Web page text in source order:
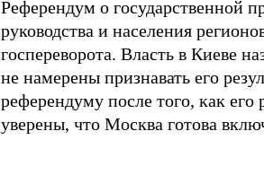
Референдум о государственной
руководства и населения
госпереворота. Власть в Киеве
не намерены признавать его
референдуму после того, как его
уверены, что Москва готова